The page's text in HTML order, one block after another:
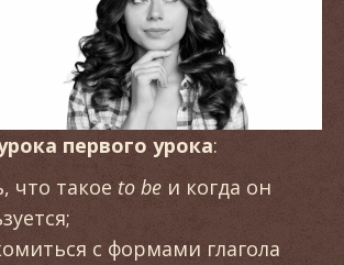
первого урока:
что такое to beи когда он
с формами глагола